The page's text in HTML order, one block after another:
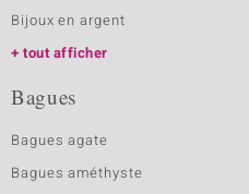
Bijoux en argent
tout afficher
Bagues
Bagues agate
Bagues améthyste